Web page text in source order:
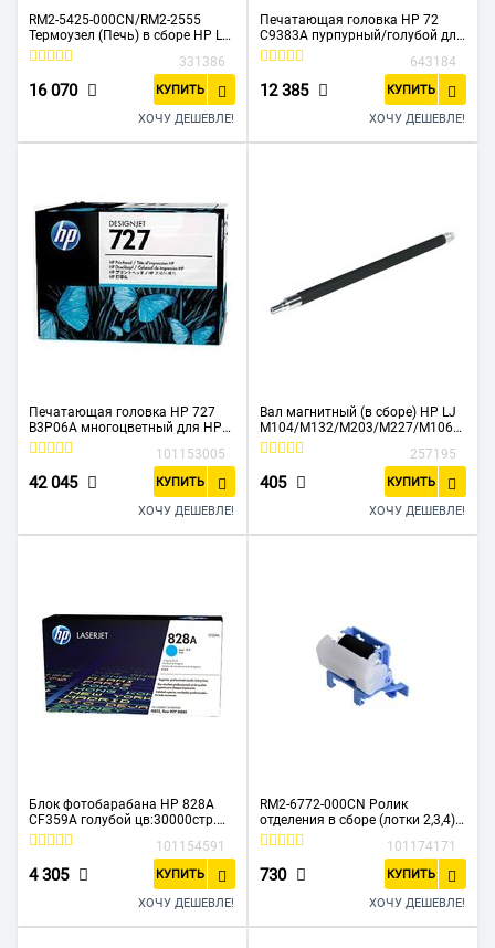
RM2-5425-000CN/RM2-2555
Термоузел (Печь) в сборе HP LJ
Pro M402/M403/M426/M427 (O)
331386
16 070 КУПИТЬ
ХОЧУ ДЕШЕВЛЕ!
Печатающая головка HP 72
C9383A пурпурный/голубой для
HP DJ T1100/T610
643184
12 385 КУПИТЬ
ХОЧУ ДЕШЕВЛЕ!
Печатающая головка HP 727
B3P06A многоцветный для HP
DJ T920/T1500
101153005
42 045 КУПИТЬ
ХОЧУ ДЕШЕВЛЕ!
Вал магнитный (в сборе) HP LJ
M104/M132/M203/M227/M106/
M134 (CF218/CF230/CF233)
257195
405 КУПИТЬ
ХОЧУ ДЕШЕВЛЕ!
Блок фотобарабана HP 828A
CF359A голубой цв:30000стр.
для CLJ Ent M855/M880 HP
101154591
4 305 КУПИТЬ
ХОЧУ ДЕШЕВЛЕ!
RM2-6772-000CN Ролик
отделения в сборе (лотки 2,3,4)
HP LJ M607/M608/M609 (O)
101174171
730 КУПИТЬ
ХОЧУ ДЕШЕВЛЕ!